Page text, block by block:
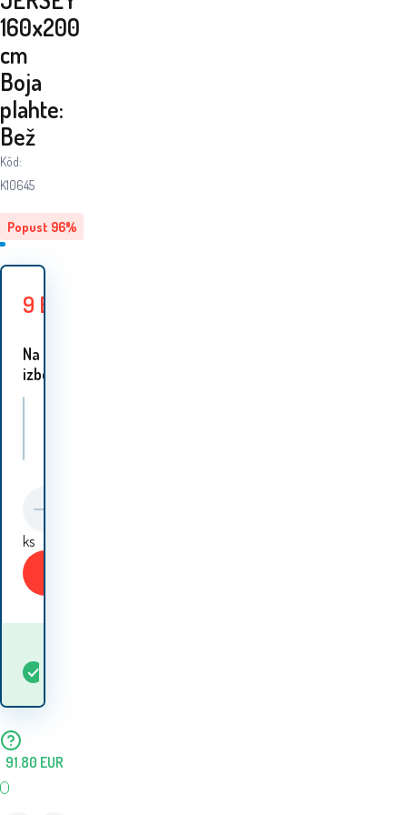
Popust 96%
160x200
cm
Boja
plahte:
Bež
Kôd:
K10645
9 EUR
Na
izbor 9 :
ks
91.80 EUR